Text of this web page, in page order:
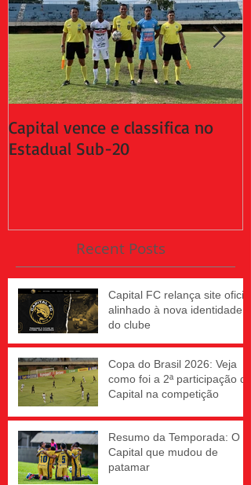
Capital vence e classifica no
Estadual Sub-20
Recent Posts
Capital FC relança site oficial
alinhado à nova identidade
do clube
Copa do Brasil 2026: Veja
como foi a 2ª participação do
Capital na competição
Resumo da Temporada: O
Capital que mudou de
patamar